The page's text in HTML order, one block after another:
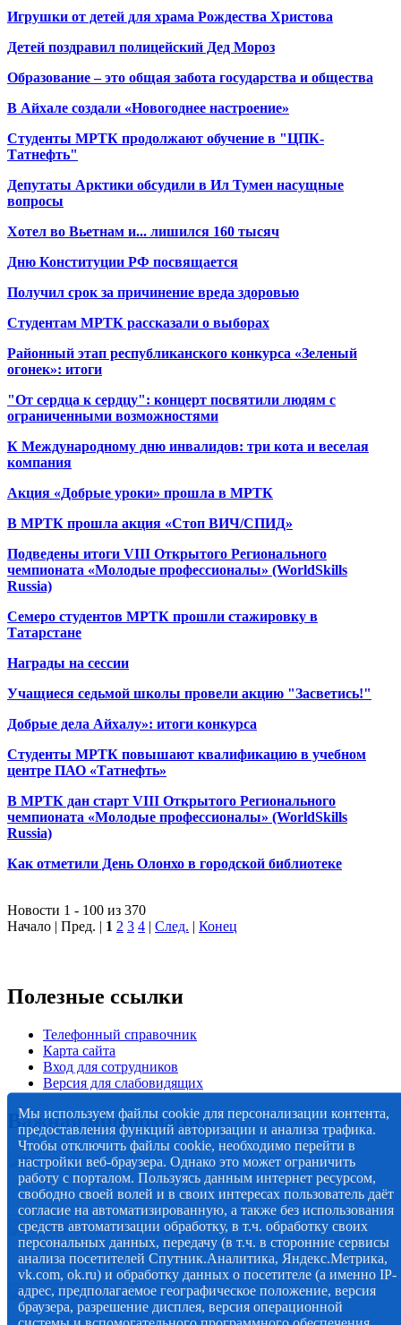
Игрушки от детей для храма Рождества Христова
Детей поздравил полицейский Дед Мороз
Образование – это общая забота государства и общества
В Айхале создали «Новогоднее настроение»
Студенты МРТК продолжают обучение в "ЦПК-
Татнефть"
Депутаты Арктики обсудили в Ил Тумен насущные
вопросы
Хотел во Вьетнам и... лишился 160 тысяч
Дню Конституции РФ посвящается
Получил срок за причинение вреда здоровью
Студентам МРТК рассказали о выборах
Районный этап республиканского конкурса «Зеленый
огонек»: итоги
"От сердца к сердцу": концерт посвятили людям с
ограниченными возможностями
К Международному дню инвалидов: три кота и веселая
компания
Акция «Добрые уроки» прошла в МРТК
В МРТК прошла акция «Стоп ВИЧ/СПИД»
Подведены итоги VIII Открытого Регионального
чемпионата «Молодые профессионалы» (WorldSkills
Russia)
Семеро студентов МРТК прошли стажировку в
Татарстане
Награды на сессии
Учащиеся седьмой школы провели акцию "Засветись!"
Добрые дела Айхалу»: итоги конкурса
Студенты МРТК повышают квалификацию в учебном
центре ПАО «Татнефть»
В МРТК дан старт VIII Открытого Регионального
чемпионата «Молодые профессионалы» (WorldSkills
Russia)
Как отметили День Олонхо в городской библиотеке
Новости 1 - 100 из 370
Начало | Пред. | 1 2 3 4 | След. | Конец
Полезные ссылки
Телефонный справочник
Карта сайта
Вход для сотрудников
Версия для слабовидящих
Важная информация
Мы используем файлы cookie для персонализации контента,
предоставления функций авторизации и анализа трафика.
Чтобы отключить файлы cookie, необходимо перейти в
настройки веб-браузера. Однако это может ограничить
работу с порталом. Пользуясь данным интернет ресурсом,
свободно своей волей и в своих интересах пользователь даёт
согласие на автоматизированную, а также без использования
средств автоматизации обработку, в т.ч. обработку своих
персональных данных, передачу (в т.ч. в сторонние сервисы
анализа посетителей Спутник.Аналитика, Яндекс.Метрика,
vk.com, ok.ru) и обработку данных о посетителе (а именно IP-
адрес, предполагаемое географическое положение, версия
браузера, разрешение дисплея, версия операционной